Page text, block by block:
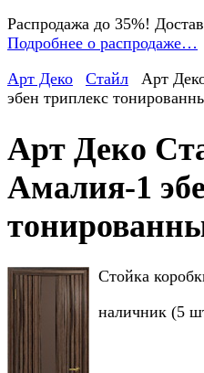
Распродажа до 35%!
Подробнее о распродаже…
Арт Деко
Стайл
Арт
эбен триплекс
Арт Деко
Амалия-1
Стойка
наличник (5